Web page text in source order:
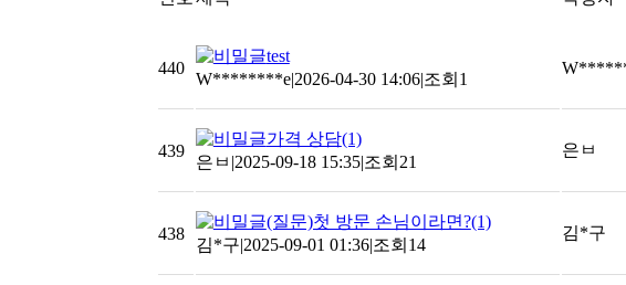
440
test
W********e|2026-04-30 14:06|조회1
439
가격 상담(1)
은ㅂ |2025-09-18 15:35|조회21
은ㅂ
438
(질문)첫 방문 손님이라면?(1)
김*구|2025-09-01 01:36|조회14
김*구